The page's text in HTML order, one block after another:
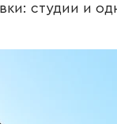
студии и